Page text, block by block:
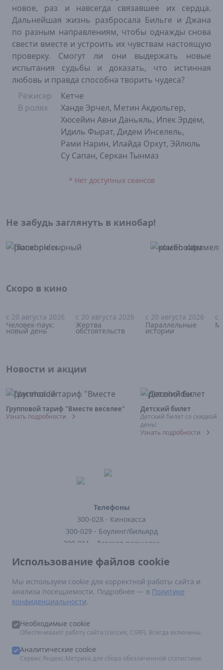
новое, раз и навсегда связавшее их сердца.
Дальнейшая жизнь разбросала Бильге и Джана
по разным направлениям, чтобы однажды снова
свести вместе и устроить их чувствам настоящую
проверку. Смогут ли они выдержать новые
испытания судьбы и доказать, что истинная
любовь и правда способна творить чудеса?
Режисер
Кетче
В ролях
Ханде Эрчел, Метин Акдюльгер,
Хюсейин Авни Даньяль, Ипек Эрдем,
Идиль Фырат, Дидем Инселель,
Рами Нарин, Илайда Оркут, Эйлюль
Су Сапан, Серкан Тынмаз
* Нет доступных сеансов
Не забудь заглянуть в кинобар!
Скоро в кино
16+
с 20 августа 2026
Человек-паук:
новый день
18+
с 20 августа 2026
Жертва
обстоятельств
18+
с 20 августа 2026
Параллельные
истории
с
Новости и акции
Групповой тариф "Вместе веселее"
Узнать подробности
Детский билет
Детский билет со скидкой
день!
Узнать подробности
Телефоны
300-028 - Кинокасса
300-029 - Боулинг/бильярд
300-011 - Детская площадка
300-121 - Кафе
300-123 - Заказать доставку
Нормативные документы
Постановление Правительства РФ от 16 августа 2021 г N 1338
Правила посещения кинотеатра
По вопросам размещения рекламы:
marketing.epicentr@mail.ru
Использование файлов cookie
Мы используем cookie для корректной работы сайта и
анализа посещаемости. Подробнее — в Политике
конфиденциальности.
Необходимые cookie
Обеспечивают работу сайта (сессия, CSRF). Всегда включены.
Аналитические cookie
Сервис Яндекс.Метрика для сбора обезличенной статистики.